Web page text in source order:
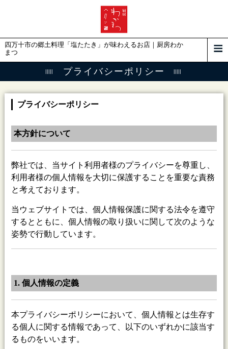
四万十市の郷土料理「塩たたき」が味わえるお店｜厨房わか
まつ
プライバシーポリシー
プライバシーポリシー
本方針について
弊社では、当サイト利用者様のプライバシーを尊重し、
利用者様の個人情報を大切に保護することを重要な責務
と考えております。
当ウェブサイトでは、個人情報保護に関する法令を遵守
するとともに、個人情報の取り扱いに関して次のような
姿勢で行動しています。
1. 個人情報の定義
本プライバシーポリシーにおいて、個人情報とは生存す
る個人に関する情報であって、以下のいずれかに該当す
るものをいいます。